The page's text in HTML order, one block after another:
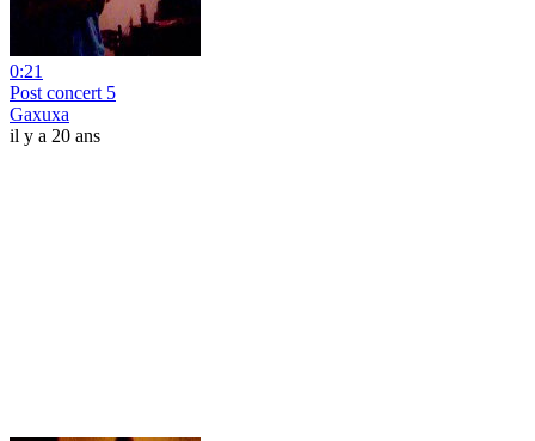
0:21
Post concert 5
Gaxuxa
il y a 20 ans